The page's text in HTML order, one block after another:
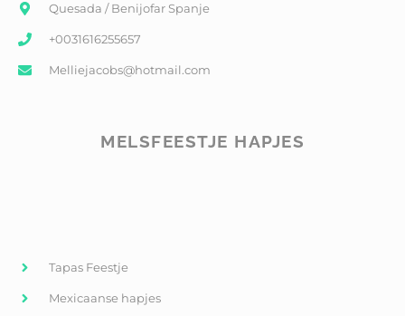
Quesada / Benijofar Spanje
+0031616255657
Melliejacobs@hotmail.com
MELSFEESTJE HAPJES
Tapas Feestje
Mexicaanse hapjes